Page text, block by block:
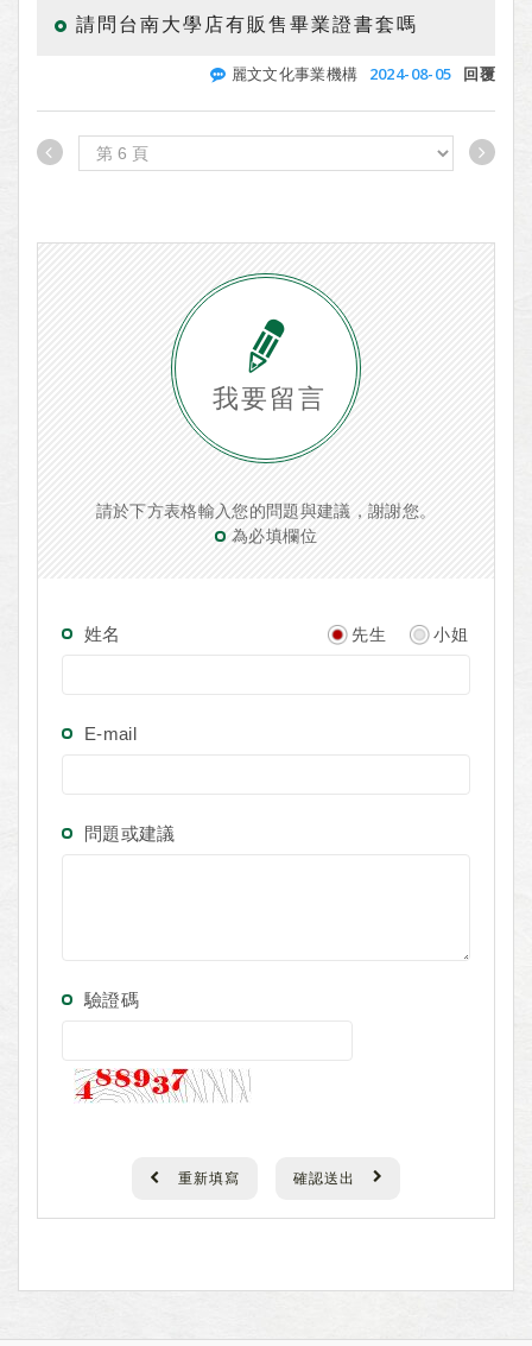
請問台南大學店有販售畢業證書套嗎
麗文文化事業機構 2024-08-05 回覆
我要留言
請於下方表格輸入您的問題與建議，謝謝您。
為必填欄位
姓名 先生 小姐
E-mail
問題或建議
驗證碼
重新填寫 確認送出